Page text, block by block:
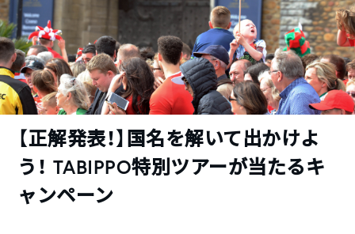
【正解発表！】国名を解いて出かけよ
う！ TABIPPO特別ツアーが当たるキ
ャンペーン